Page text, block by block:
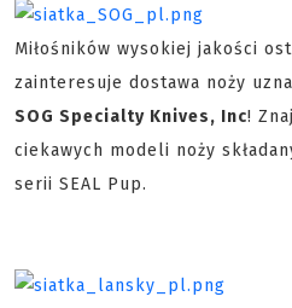
Miłośników wysokiej jakości
zainteresuje dostawa noży
SOG Specialty Knives, Inc!
ciekawych modeli noży
serii SEAL Pup.